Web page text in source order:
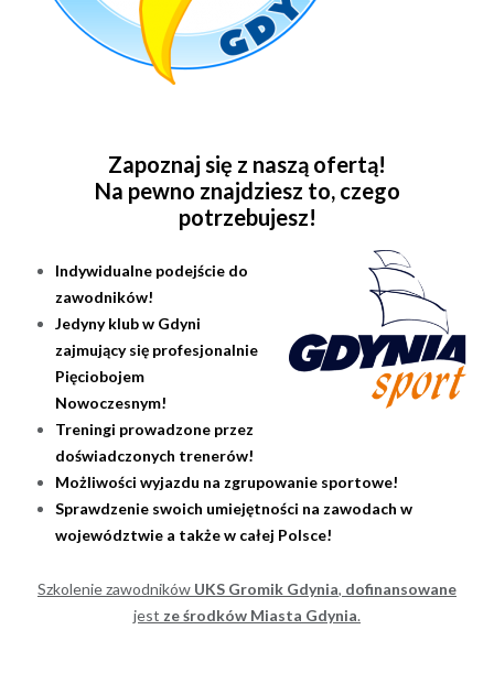
Zapoznaj się z naszą ofertą!
Na pewno znajdziesz to, czego
potrzebujesz!
Indywidualne podejście do
zawodników!
Jedyny klub w Gdyni
zajmujący się profesjonalnie
Pięciobojem
Nowoczesnym!
Treningi prowadzone przez
doświadczonych trenerów!
Możliwości wyjazdu na zgrupowanie sportowe!
Sprawdzenie swoich umiejętności na zawodach w
województwie a także w całej Polsce!
Szkolenie zawodników UKS Gromik Gdynia, dofinansowane
jest ze środków Miasta Gdynia.